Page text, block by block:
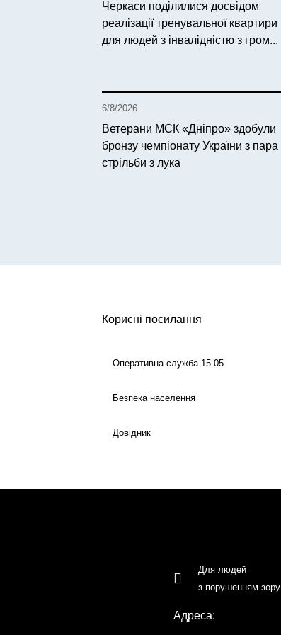
Черкаси поділилися досвідом
реалізації тренувальної квартири
для людей з інвалідністю з гром...
6/8/2026
Ветерани МСК «Дніпро» здобули
бронзу чемпіонату України з пара
стрільби з лука
Корисні посилання
Оперативна служба 15-05
Безпека населення
Довідник
Для людей
з порушенням зору
Адреса: